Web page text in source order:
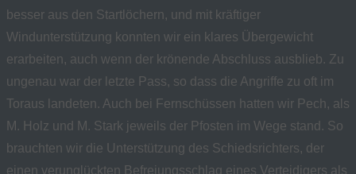
besser aus den Startlöchern, und mit kräftiger
Windunterstützung konnten wir ein klares Übergewicht
erarbeiten, auch wenn der krönende Abschluss ausblieb. Zu
ungenau war der letzte Pass, so dass die Angriffe zu oft im
Toraus landeten. Auch bei Fernschüssen hatten wir Pech, als
M. Holz und M. Stark jeweils der Pfosten im Wege stand. So
brauchten wir die Unterstützung des Schiedsrichters, der
einen verunglückten Befreiungsschlag eines Verteidigers als